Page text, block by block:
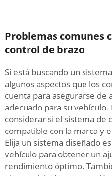
Problemas comunes
control de brazo
Si está buscando un
algunos aspectos que los
cuenta para asegurarse de
adecuado para su
considerar si el sistema de
compatible con la marca y
Elija un sistema diseñado
vehículo para obtener un
rendimiento óptimo.